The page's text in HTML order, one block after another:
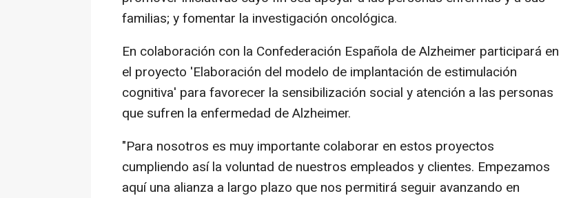
familias; y fomentar la investigación oncológica.
En colaboración con la Confederación Española de Alzheimer participará en
el proyecto 'Elaboración del modelo de implantación de estimulación
cognitiva' para favorecer la sensibilización social y atención a las personas
que sufren la enfermedad de Alzheimer.
"Para nosotros es muy importante colaborar en estos proyectos
cumpliendo así la voluntad de nuestros empleados y clientes. Empezamos
aquí una alianza a largo plazo que nos permitirá seguir avanzando en